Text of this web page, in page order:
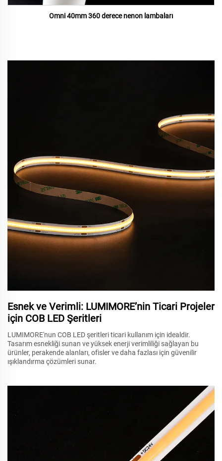
Omni 40mm 360 derece nenon lambaları
Esnek ve Verimli: LUMIMORE’nin Ticari Projeler
için COB LED Şeritleri
LUMIMORE'nun COB LED şeritleri ticari kullanım için idealdir.
Tasarım esnekliği sunan ve yüksek enerji verimliliği sağlayan bu
ürünler, perakende alanları, ofisler ve daha fazlası için güvenilir
ışıklandırma çözümleri sunar.